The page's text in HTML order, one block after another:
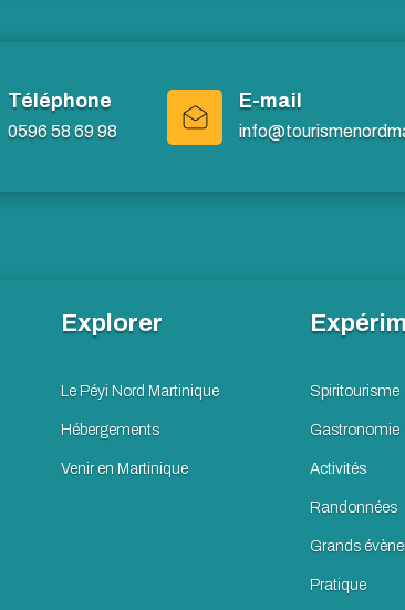
Téléphone
0596 58 69 98
E-mail
Explorer
Le Péyi Nord Martinique
Hébergements
Venir en Martinique
Spiritourisme
Gastronomie
Activités
Randonnées
Grands
Pratique